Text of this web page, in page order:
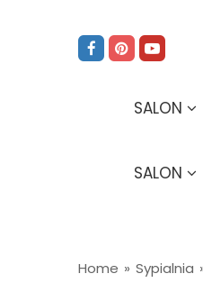
SALON
SALON
Home » Sypialnia